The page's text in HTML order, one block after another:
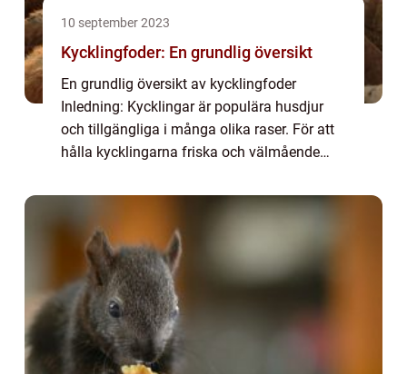
10 september 2023
Kycklingfoder: En grundlig översikt
En grundlig översikt av kycklingfoder
Inledning: Kycklingar är populära husdjur
och tillgängliga i många olika raser. För att
hålla kycklingarna friska och välmående
kommer vi att utforska världen av kyck...